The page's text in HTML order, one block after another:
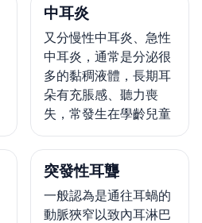
中耳炎
又分慢性中耳炎、急性
中耳炎，通常是分泌很
多的黏稠液體，長期耳
朵有充脹感、聽力喪
失，常發生在學齡兒童
突發性耳聾
一般認為是通往耳蝸的
動脈狹窄以致內耳淋巴